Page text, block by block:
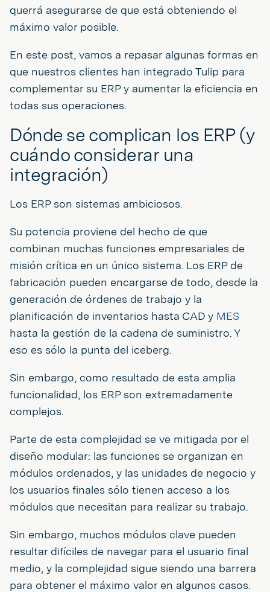
querrá asegurarse de que está obteniendo el
máximo valor posible.
En este post, vamos a repasar algunas formas en
que nuestros clientes han integrado Tulip para
complementar su ERP y aumentar la eficiencia en
todas sus operaciones.
Dónde se complican los ERP (y
cuándo considerar una
integración)
Los ERP son sistemas ambiciosos.
Su potencia proviene del hecho de que
combinan muchas funciones empresariales de
misión crítica en un único sistema. Los ERP de
fabricación pueden encargarse de todo, desde la
generación de órdenes de trabajo y la
planificación de inventarios hasta CAD y MES
hasta la gestión de la cadena de suministro. Y
eso es sólo la punta del iceberg.
Sin embargo, como resultado de esta amplia
funcionalidad, los ERP son extremadamente
complejos.
Parte de esta complejidad se ve mitigada por el
diseño modular: las funciones se organizan en
módulos ordenados, y las unidades de negocio y
los usuarios finales sólo tienen acceso a los
módulos que necesitan para realizar su trabajo.
Sin embargo, muchos módulos clave pueden
resultar difíciles de navegar para el usuario final
medio, y la complejidad sigue siendo una barrera
para obtener el máximo valor en algunos casos.